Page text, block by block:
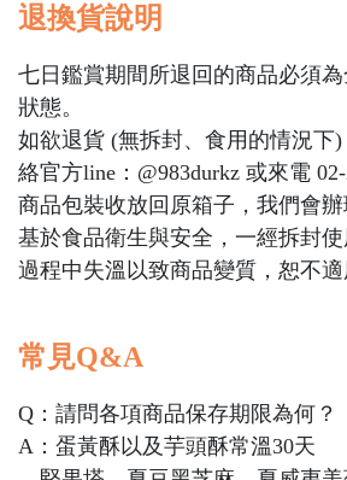
退換貨說明
七日鑑賞期間所退回的商品必須
狀態。
如欲退貨 (無拆封、食用的情況下
絡官方line：@983durkz 或來電
商品包裝收放回原箱子，我們會辦
基於食品衛生與安全，一經拆封
過程中失溫以致商品變質，恕不適
常見Q&A
Q：請問各項商品保存期限為何？
A：蛋黃酥以及芋頭酥常溫30天